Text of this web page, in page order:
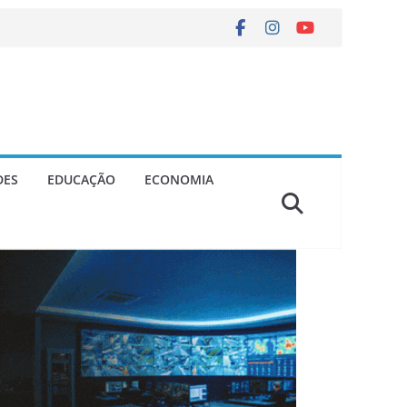
EDUCAÇÃO ECONOMIA